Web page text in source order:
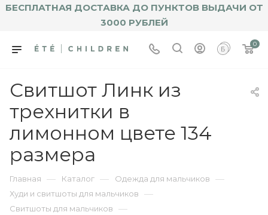
БЕСПЛАТНАЯ ДОСТАВКА ДО ПУНКТОВ ВЫДАЧИ ОТ
3000 РУБЛЕЙ
0
Свитшот Линк из
трехнитки в
лимонном цвете 134
размера
Главная — Каталог — Одежда для мальчиков —
Худи и свитшоты для мальчиков —
Свитшоты для мальчиков —